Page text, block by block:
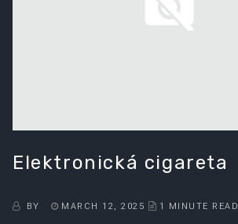
Elektronická cigareta
BY MARCH 12, 2025 1 MINUTE READ